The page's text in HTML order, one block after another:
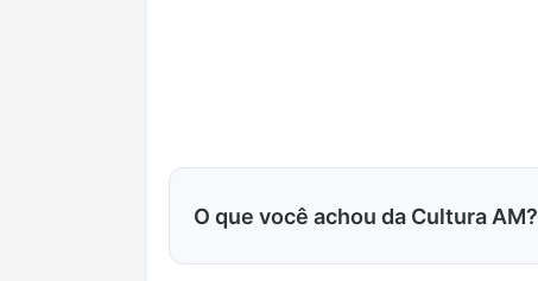
O que você achou da Cultura AM?